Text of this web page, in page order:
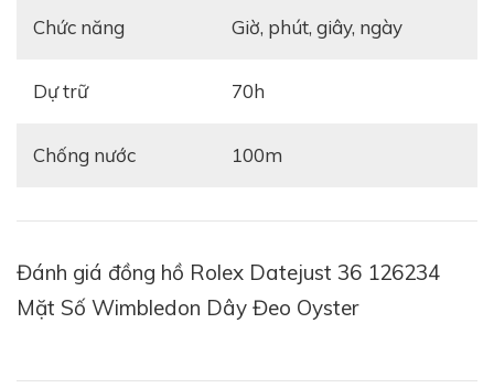
đời. Quay trở lại với kích thước nguyên thủy của bộ
sưu tập Datejust, chiếc đồng hồ này mang lại một trải
đường kính có được tỷ lệ vàng, đặc biệt hoàn hảo với
126233
Chức năng giờ, phút, giây, ngày
Dự trữ 70h
Chống nước 100m
Đánh giá đồng hồ Rolex Datejust 36 126234
Mặt Số Wimbledon Dây Đeo Oyster